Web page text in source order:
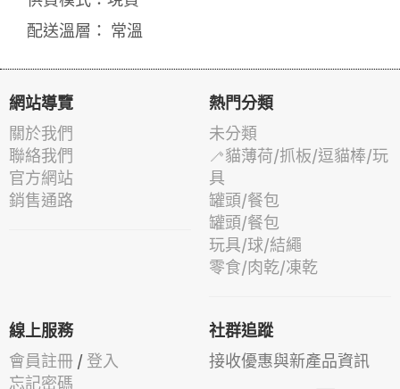
配送溫層： 常溫
網站導覽
關於我們
聯絡我們
官方網站
銷售通路
熱門分類
未分類
🦯貓薄荷/抓板/逗貓棒/玩
具
罐頭/餐包
罐頭/餐包
玩具/球/結繩
零食/肉乾/凍乾
線上服務
會員註冊 / 登入
忘記密碼
社群追蹤
接收優惠與新產品資訊